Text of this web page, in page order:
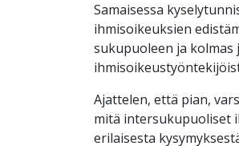
Samaisessa
ihmisoikeuksien
sukupuoleen ja
Ajattelen, että pian,
mitä intersukupuoliset
erilaisesta